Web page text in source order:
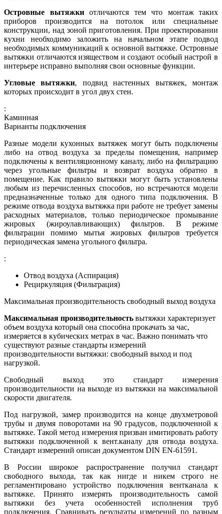
Островные вытяжкиотличаются тем что монтаж таких
приборов производится на потолок или специальные
конструкции, над зоной приготовления. При проектировании
кухни необходимо заложить на начальном этапе подвод
необходимых коммуникаций к основной вытяжке. Островные
вытяжки отличаются изяществом и создают особый настрой в
интерьере исправно выполняя свои основные функции.
Угловые вытяжки, подвид настенных вытяжек, монтаж
которых происходит в угол двух стен.
:
Каминная
Варианты подключения
Разные модели кухонных вытяжек могут быть подключены
либо на отвод воздуха за пределы помещения, например
подключены к вентиляционному каналу, либо на фильтрацию
через угольные фильтры и возврат воздуха обратно в
помещение. Как правило вытяжки могут быть установлены
любым из перечисленных способов, но встречаются модели
предназначенные только для одного типа подключения. В
режиме отвода воздуха вытяжка при работе не требует замены
расходных материалов, только периодическое промывание
жировых (жироулавливающих) фильтров. В режиме
фильтрации помимо мытья жировых фильтров требуется
периодическая замена угольного фильтра.
:
Отвод воздуха (Аспирация)
Рециркуляция (Фильтрация)
Максимальная производительность свободный выход воздуха
Максимальная производительность вытяжки характеризует
объем воздуха который она способна прокачать за час,
измеряется в кубических метрах в час. Важно понимать что
существуют разные стандарты измерений
производительности вытяжки: свободный выход и под
нагрузкой.
Свободный выход это стандарт измерения
производительности на выходе из вытяжки на максимальной
скорости двигателя.
Под нагрузкой, замер производится на конце двухметровой
трубы и двумя поворотами на 90 градусов, подключенной к
вытяжке. Такой метод измерения призван имитировать работу
вытяжки подключенной к вент.каналу для отвода воздуха.
Стандарт измерений описан документом DIN EN-61591.
В России широкое распространение получил стандарт
свободного выхода, так как нигде и никем строго не
регламентировано устройство подключения вентканала к
вытяжке. Принято измерять производительность самой
вытяжки без учета особенностей исполнения труб
подключения. Сравнивать результаты измерений по разным